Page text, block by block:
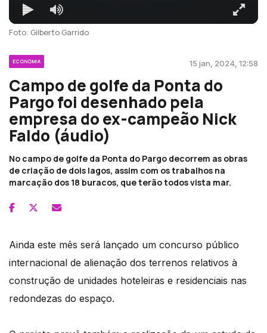
Foto: Gilberto Garrido
ECONOMIA 15 jan, 2024, 12:58
Campo de golfe da Ponta do
Pargo foi desenhado pela
empresa do ex-campeão Nick
Faldo (áudio)
No campo de golfe da Ponta do Pargo decorrem as obras
de criação de dois lagos, assim com os trabalhos na
marcação dos 18 buracos, que terão todos vista mar.
Ainda este mês será lançado um concurso público
internacional de alienação dos terrenos relativos à
construção de unidades hoteleiras e residenciais nas
redondezas do espaço.